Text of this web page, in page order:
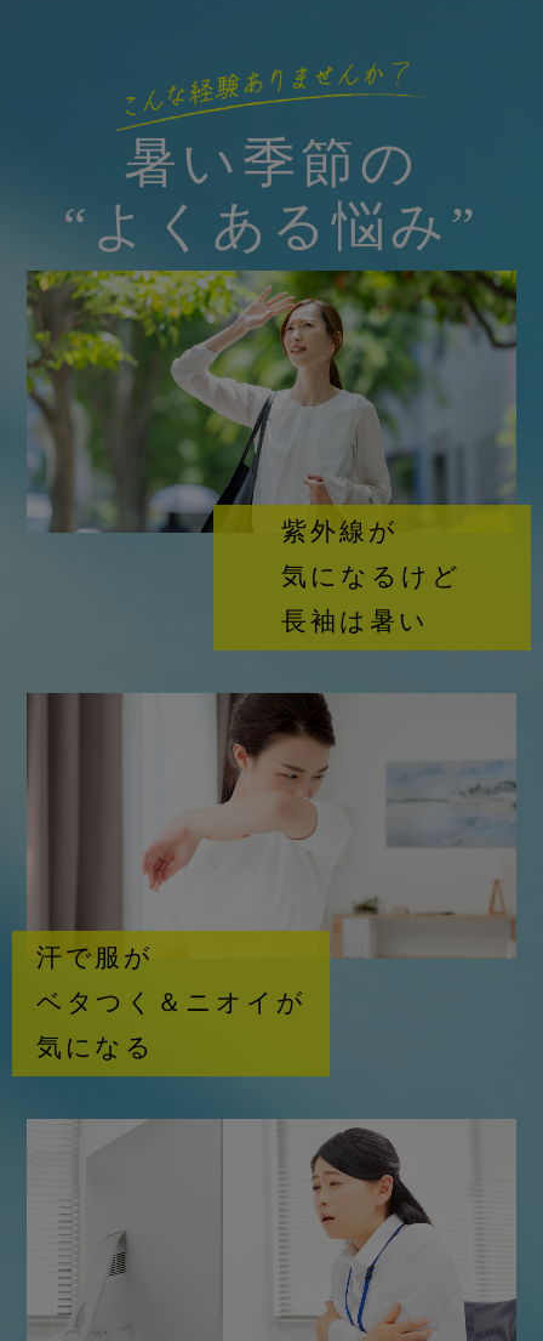
暑い季節の
“よくある悩み”
紫外線が
気になるけど
長袖は暑い
汗で服が
ベタつく＆ニオイが
気になる